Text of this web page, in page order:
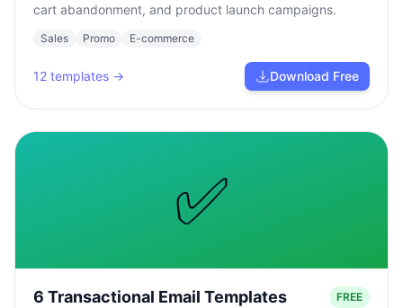
cart abandonment, and product launch campaigns.
Sales Promo E-commerce
12 templates → Download Free
✅
6 Transactional Email Templates FREE